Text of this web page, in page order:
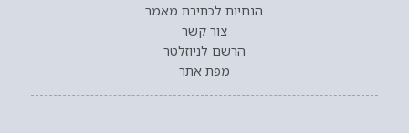
הנחיות לכתיבת מאמר
צור קשר
הרשם לניוזלטר
מפת אתר